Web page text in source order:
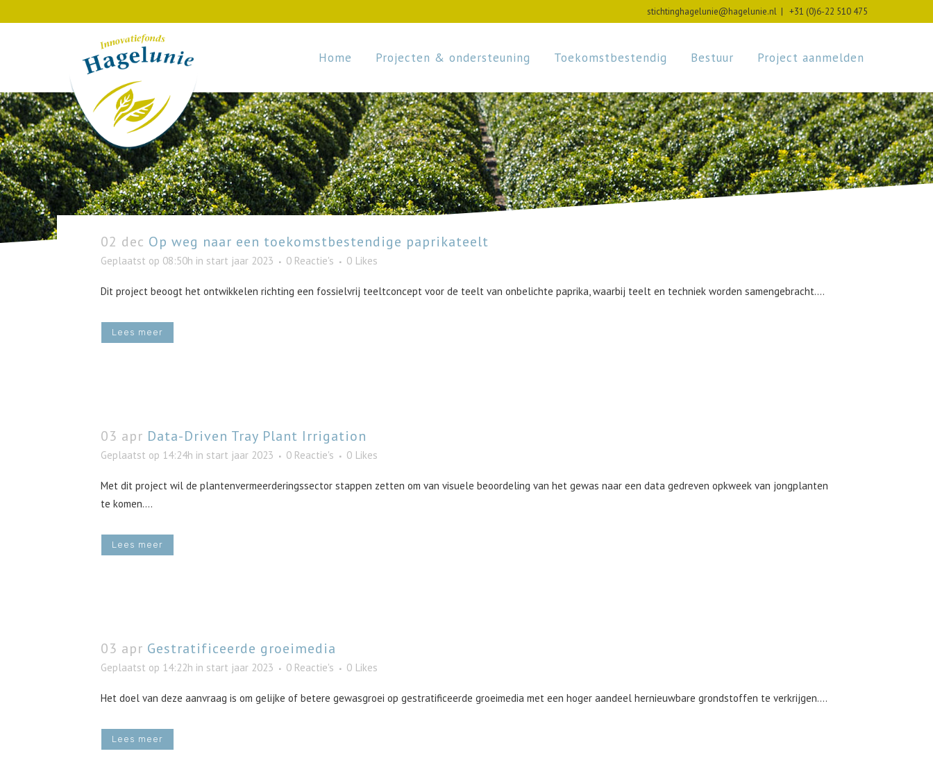
stichtinghagelunie@hagelunie.nl | +31 (0)6-22 510 475
Home Projecten & ondersteuning Toekomstbestendig Bestuur Project aanmelden
02 dec Op weg naar een toekomstbestendige paprikateelt
Geplaatst op 08:50h in start jaar 2023 0 Reactie's 0 Likes
Dit project beoogt het ontwikkelen richting een fossielvrij teeltconcept voor de teelt van onbelichte paprika, waarbij teelt en techniek worden samengebracht....
Lees meer
03 apr Data-Driven Tray Plant Irrigation
Geplaatst op 14:24h in start jaar 2023 0 Reactie's 0 Likes
Met dit project wil de plantenvermeerderingssector stappen zetten om van visuele beoordeling van het gewas naar een data gedreven opkweek van jongplanten
te komen....
Lees meer
03 apr Gestratificeerde groeimedia
Geplaatst op 14:22h in start jaar 2023 0 Reactie's 0 Likes
Het doel van deze aanvraag is om gelijke of betere gewasgroei op gestratificeerde groeimedia met een hoger aandeel hernieuwbare grondstoffen te verkrijgen....
Lees meer